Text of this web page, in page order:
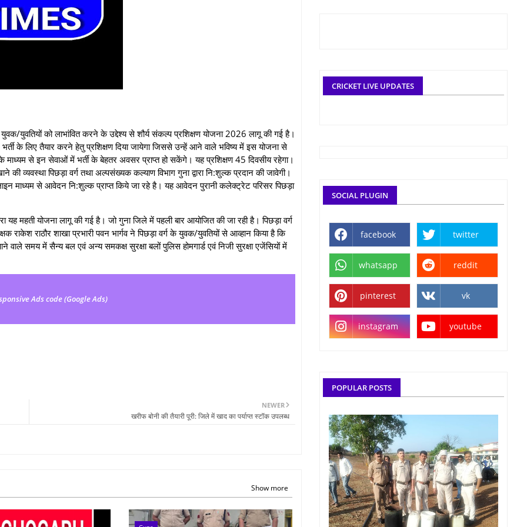
युवतियों को लाभांवित करने के उद्देश्‍य से शौर्य संकल्‍प प्रशिक्षण योजना 2026 लागू की गई है।
के लिए तैयार करने हेतु प्रशिक्षण दिया जायेगा जिससे उन्‍हें आने वाले भविष्‍य में इस योजना से
से इन सेवाओं में भर्ती के बेहतर अवसर प्राप्‍त हो सकेंगे। यह प्रशिक्षण 45 दिवसीय रहेगा।
व्‍यवस्‍था पिछड़ा वर्ग तथा अल्‍पसंख्‍यक कल्‍याण विभाग गुना द्वारा नि:शुल्‍क प्रदान की जावेगी।
माध्‍यम से आवेदन नि:शुल्‍क प्राप्‍त किये जा रहे है। यह आवेदन पुरानी कलेक्‍ट्रेट परिसर पिछड़ा
यह महती योजना लागू की गई है। जो गुना जिले में पहली बार आयोजित की जा रही है। पिछड़ा वर्ग
राकेश राठौर शाखा प्रभारी पवन भार्गव ने पिछड़ा वर्ग के युवक/युवतियों से आव्‍हान किया है कि
वाले समय में सैन्य बल एवं अन्य समकक्ष सुरक्षा बलों पुलिस होमगार्ड एवं निजी सुरक्षा एजेंसियों में
Ads code (Google Ads)
NEWER
खरीफ बोनी की तैयारी पूरी: जिले में खाद का पर्याप्त स्टॉक उपलब्ध
Show more
CRICKET LIVE UPDATES
SOCIAL PLUGIN
facebook twitter
whatsapp reddit
pinterest vk
instagram youtube
POPULAR POSTS